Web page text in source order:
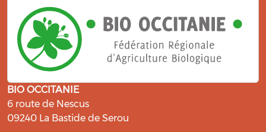
BIO OCCITANIE
6 route de Nescus
09240 La Bastide de Serou